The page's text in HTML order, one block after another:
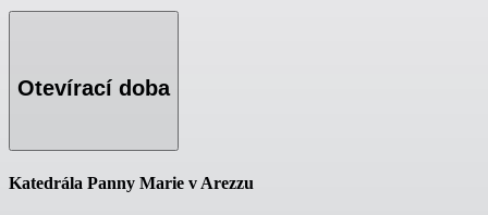
Otevírací doba
Katedrála Panny Marie v Arezzu